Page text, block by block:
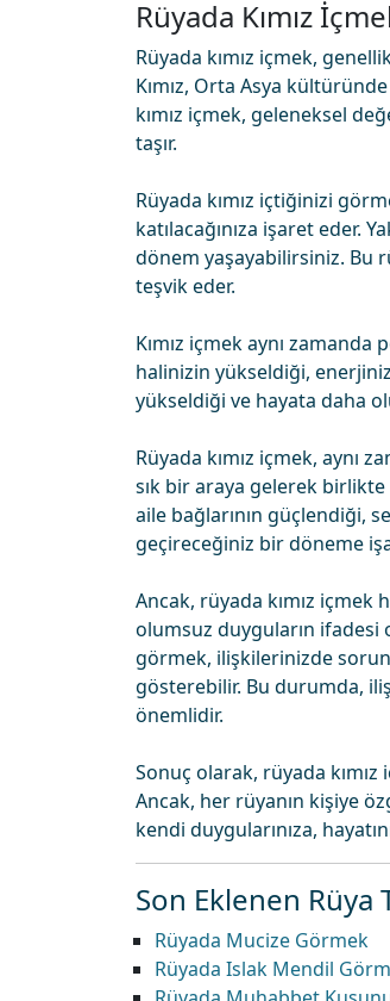
Rüyada Kımız
Rüyada kımız içmek,
Kımız, Orta Asya
kımız içmek, geleneksel
taşır.
Rüyada kımız içtiğinizi
katılacağınıza işaret eder.
dönem yaşayabilirsiniz. Bu
teşvik eder.
Kımız içmek aynı
halinizin yükseldiği,
yükseldiği ve hayata daha
Rüyada kımız içmek, aynı
sık bir araya gelerek birlikte
aile bağlarının güçlendiği,
geçireceğiniz bir döneme
Ancak, rüyada kımız içmek
olumsuz duyguların ifadesi
görmek, ilişkilerinizde
gösterebilir. Bu durumda,
önemlidir.
Sonuç olarak, rüyada
Ancak, her rüyanın kişiye
kendi duygularınıza,
Son Eklenen Rüya
Rüyada Mucize Görmek
Rüyada Islak Mendil